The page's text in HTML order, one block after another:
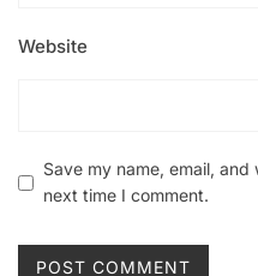
Website
Save my name, email,
next time I comment.